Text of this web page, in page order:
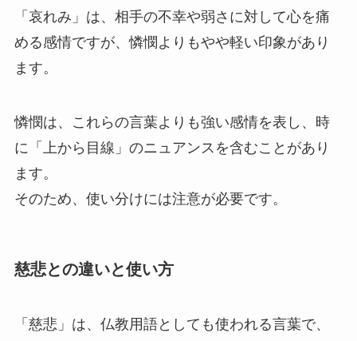
「哀れみ」は、相手の不幸や弱さに対して心を痛
める感情ですが、憐憫よりもやや軽い印象があり
ます。
憐憫は、これらの言葉よりも強い感情を表し、時
に「上から目線」のニュアンスを含むことがあり
ます。
そのため、使い分けには注意が必要です。
慈悲との違いと使い方
「慈悲」は、仏教用語としても使われる言葉で、